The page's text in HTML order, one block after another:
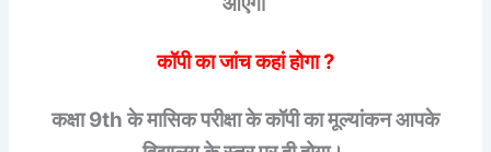
कॉपी का जांच कहां होगा ?
कक्षा 9th के मासिक परीक्षा के कॉपी का मूल्यांकन आपके